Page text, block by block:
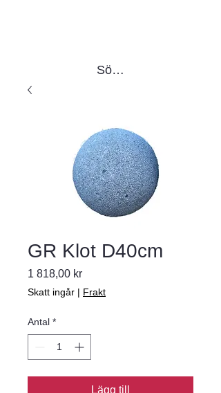
Sök produkter
GR Klot D40cm
1 818,00 krPris
Skatt ingår | Frakt
Antal *
Lägg till